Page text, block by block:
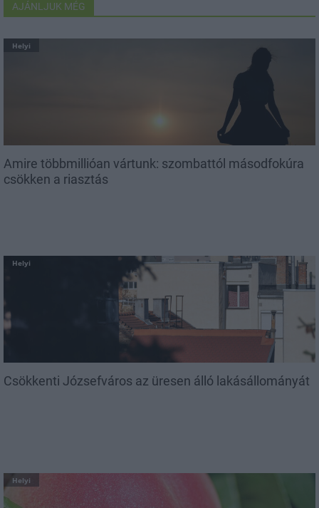
AJÁNLJUK MÉG
Helyi
Amire többmillióan vártunk: szombattól másodfokúra
csökken a riasztás
Helyi
Csökkenti Józsefváros az üresen álló lakásállományát
Helyi